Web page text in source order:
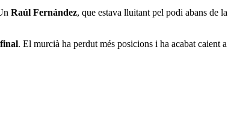
Raúl Fernández, que estava lluitant pel podi abans de la
. El murcià ha perdut més posicions i ha acabat caient a